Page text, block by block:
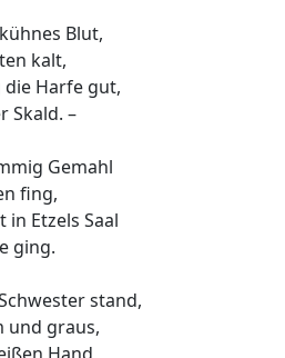
Blut,
kalt,
Harfe gut,
Skald. –
Gemahl
fing,
Etzels Saal
ging.
stand,
graus,